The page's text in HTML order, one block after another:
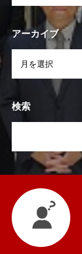
アーカイブ
検索